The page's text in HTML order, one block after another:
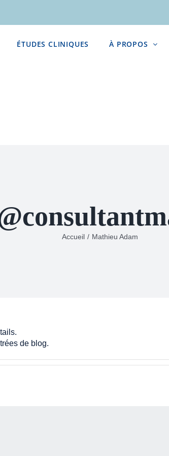
ÉTUDES CLINIQUES À PROPOS
Accueil Mathieu Adam
de blog.